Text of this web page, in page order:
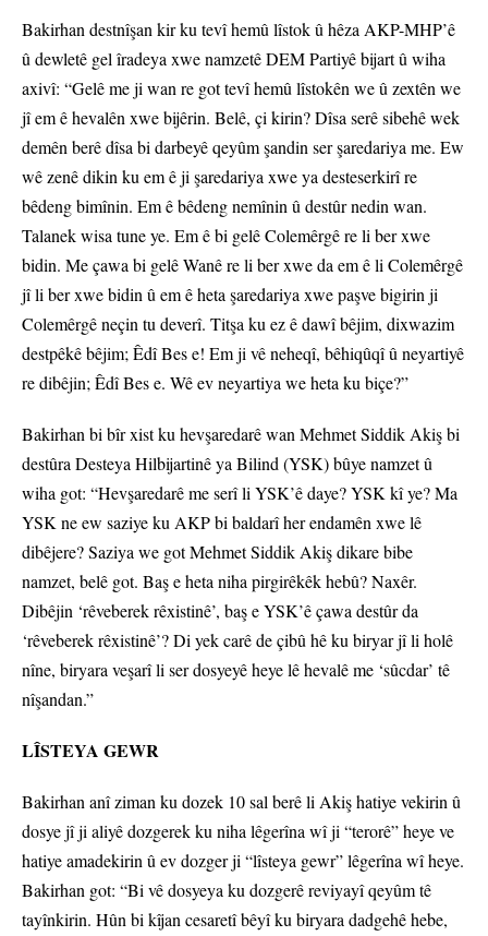
Bakirhan destnîşan kir ku tevî hemû lîstok û hêza AKP-MHP’ê
û dewletê gel îradeya xwe namzetê DEM Partiyê bijart û wiha
axivî: “Gelê me ji wan re got tevî hemû lîstokên we û zextên we
jî em ê hevalên xwe bijêrin. Belê, çi kirin? Dîsa serê sibehê wek
demên berê dîsa bi darbeyê qeyûm şandin ser şaredariya me. Ew
wê zenê dikin ku em ê ji şaredariya xwe ya desteserkirî re
bêdeng bimînin. Em ê bêdeng nemînin û destûr nedin wan.
Talanek wisa tune ye. Em ê bi gelê Colemêrgê re li ber xwe
bidin. Me çawa bi gelê Wanê re li ber xwe da em ê li Colemêrgê
jî li ber xwe bidin û em ê heta şaredariya xwe paşve bigirin ji
Colemêrgê neçin tu deverî. Titşa ku ez ê dawî bêjim, dixwazim
destpêkê bêjim; Êdî Bes e! Em ji vê neheqî, bêhiqûqî û neyartiyê
re dibêjin; Êdî Bes e. Wê ev neyartiya we heta ku biçe?”
Bakirhan bi bîr xist ku hevşaredarê wan Mehmet Siddik Akiş bi
destûra Desteya Hilbijartinê ya Bilind (YSK) bûye namzet û
wiha got: “Hevşaredarê me serî li YSK’ê daye? YSK kî ye? Ma
YSK ne ew saziye ku AKP bi baldarî her endamên xwe lê
dibêjere? Saziya we got Mehmet Siddik Akiş dikare bibe
namzet, belê got. Baş e heta niha pirgirêkêk hebû? Naxêr.
Dibêjin ‘rêveberek rêxistinê’, baş e YSK’ê çawa destûr da
‘rêveberek rêxistinê’? Di yek carê de çibû hê ku biryar jî li holê
nîne, biryara veşarî li ser dosyeyê heye lê hevalê me ‘sûcdar’ tê
nîşandan.”
LÎSTEYA GEWR
Bakirhan anî ziman ku dozek 10 sal berê li Akiş hatiye vekirin û
dosye jî ji aliyê dozgerek ku niha lêgerîna wî ji “terorê” heye ve
hatiye amadekirin û ev dozger ji “lîsteya gewr” lêgerîna wî heye.
Bakirhan got: “Bi vê dosyeya ku dozgerê reviyayî qeyûm tê
tayînkirin. Hûn bi kîjan cesaretî bêyî ku biryara dadgehê hebe,